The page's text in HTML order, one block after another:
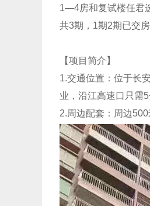
1—4房和复试楼任君
共3期，1期2期已交
【项目简介】
1.交通位置：位于长
业，沿江高速口只需
2.周边配套：周边